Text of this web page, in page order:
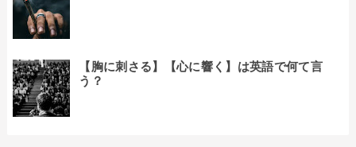
【胸に刺さる】【心に響く】は英語で何て言
う？